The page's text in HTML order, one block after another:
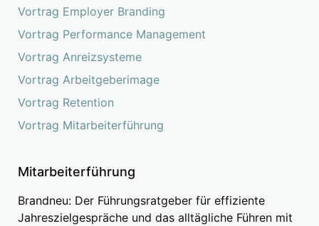
Vortrag Employer Branding
Vortrag Performance Management
Vortrag Anreizsysteme
Vortrag Arbeitgeberimage
Vortrag Retention
Vortrag Mitarbeiterführung
Mitarbeiterführung
Brandneu: Der Führungsratgeber für effiziente
Jahreszielgespräche und das alltägliche Führen mit